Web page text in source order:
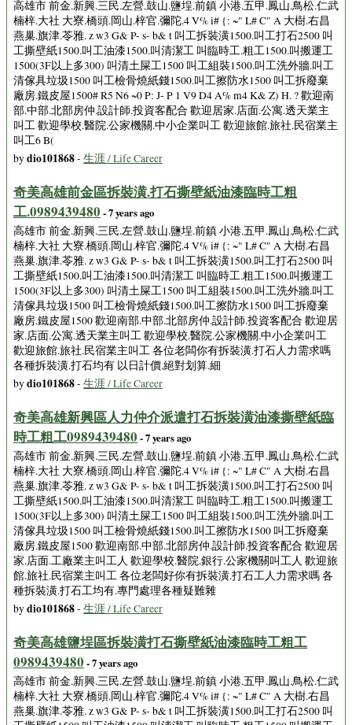
高雄市 前金.新興.三民.左營.鼓山.鹽埕.前鎮 小港.五甲.鳳山.鳥松.仁武
楠梓.大社 大寮.橋頭.岡山.梓官.彌陀.4 V% i# {: ~" L# C" A 大樹.右昌
燕巢.旗津.苓雅. z w3 G& P- s- b& t 叫工拆裝潢1500.叫工打石2500 叫
工撕壁紙1500.叫工油漆1500.叫清潔工 叫臨時工.粗工1500.叫搬運工
1500(3F以上多300) 叫清土屎工1500 叫工組裝1500.叫工洗外牆.叫工
清傢具垃圾1500 叫工檢骨燒紙錢1500.叫工擦防水1500 叫工拆廢棄
廠房.鐵皮屋1500# R5 N6 ~0 P: J- P 1 V9 D4 A% m4 K& Z) H. ? 歡迎南
部.中部.北部房仲.設計師.投資客配合 歡迎居家.店面.公寓.透天業主
叫工 歡迎學校.醫院.公家機關.中小企業叫工 歡迎旅館.旅社.民宿業主
叫工6 B(
bydio101868- 生涯 / Life Career
奇美高雄前金區拆裝潢.打石撕壁紙油漆臨時工粗
工.0989439480 - 7 years ago
高雄市 前金.新興.三民.左營.鼓山.鹽埕.前鎮 小港.五甲.鳳山.鳥松.仁武
楠梓.大社 大寮.橋頭.岡山.梓官.彌陀.4 V% i# {: ~" L# C" A 大樹.右昌
燕巢.旗津.苓雅. z w3 G& P- s- b& t 叫工拆裝潢1500.叫工打石2500 叫
工撕壁紙1500.叫工油漆1500.叫清潔工 叫臨時工.粗工1500.叫搬運工
1500(3F以上多300) 叫清土屎工1500 叫工組裝1500.叫工洗外牆.叫工
清傢具垃圾1500 叫工檢骨燒紙錢1500.叫工擦防水1500 叫工拆廢棄
廠房.鐵皮屋1500 歡迎南部.中部.北部房仲.設計師.投資客配合 歡迎居
家.店面.公寓.透天業主叫工 歡迎學校.醫院.公家機關.中小企業叫工
歡迎旅館.旅社.民宿業主叫工 各位老闆你有拆裝潢.打石人力需求嗎
各種拆裝潢.打石均有 以日計價.絕對划算.細
bydio101868- 生涯 / Life Career
奇美高雄新興區人力仲介派遣打石拆裝潢油漆撕壁紙臨
時工粗工0989439480 - 7 years ago
高雄市 前金.新興.三民.左營.鼓山.鹽埕.前鎮 小港.五甲.鳳山.鳥松.仁武
楠梓.大社 大寮.橋頭.岡山.梓官.彌陀.4 V% i# {: ~" L# C" A 大樹.右昌
燕巢.旗津.苓雅. z w3 G& P- s- b& t 叫工拆裝潢1500.叫工打石2500 叫
工撕壁紙1500.叫工油漆1500.叫清潔工 叫臨時工.粗工1500.叫搬運工
1500(3F以上多300) 叫清土屎工1500 叫工組裝1500.叫工洗外牆.叫工
清傢具垃圾1500 叫工檢骨燒紙錢1500.叫工擦防水1500 叫工拆廢棄
廠房.鐵皮屋1500 歡迎南部.中部.北部房仲.設計師.投資客配合 歡迎居
家.店面.工廠業主叫工人 歡迎學校.醫院.銀行.公家機關叫工人 歡迎旅
館.旅社.民宿業主叫工 各位老闆好你有拆裝潢.打石工人力需求嗎 各
種拆裝潢.打石工均有.專門處理各種疑難雜
bydio101868- 生涯 / Life Career
奇美高雄鹽埕區拆裝潢打石撕壁紙油漆臨時工粗工
0989439480 - 7 years ago
高雄市 前金.新興.三民.左營.鼓山.鹽埕.前鎮 小港.五甲.鳳山.鳥松.仁武
楠梓.大社 大寮.橋頭.岡山.梓官.彌陀.4 V% i# {: ~" L# C" A 大樹.右昌
燕巢.旗津.苓雅. z w3 G& P- s- b& t 叫工拆裝潢1500.叫工打石2500 叫